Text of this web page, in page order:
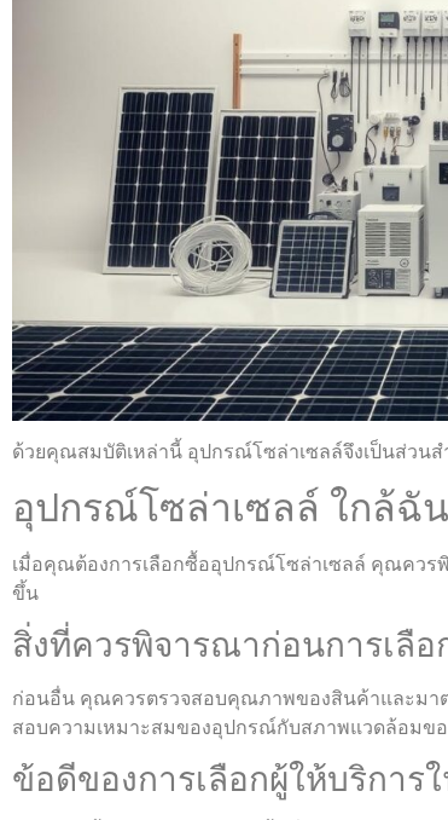
ด้วยคุณสมบัติเหล่านี้ อุปกรณ์โซล่าเซลล์จึงเป็นส่วน
อุปกรณ์โซล่าเซลล์ ใกล้ฉัน
เมื่อคุณต้องการเลือกซื้ออุปกรณ์โซล่าเซลล์ คุณคว
ขึ้น
สิ่งที่ควรพิจารณาก่อนการเลือ
ก่อนอื่น คุณควรตรวจสอบคุณภาพของสินค้าและมา
สอบความเหมาะสมของอุปกรณ์กับสภาพแวดล้อม
ข้อดีของการเลือกผู้ให้บริกา